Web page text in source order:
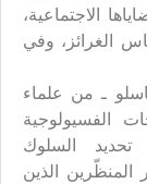
الاجتماعية،
الغرائز، وفي
ـ من علماء
الفسيولوجية
السلوك
المنظّرين الذين